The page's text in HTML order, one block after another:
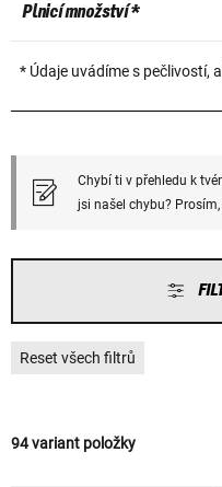
Plnicí množství *
* Údaje uvádíme s pečlivostí,
Chybí ti v přehledu k
jsi našel chybu?
Reset všech filtrů
94 variant položky